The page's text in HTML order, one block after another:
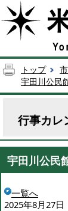
トップ
宇田川公民
行事カレ
宇田川公民
一覧へ
2025年8月27日